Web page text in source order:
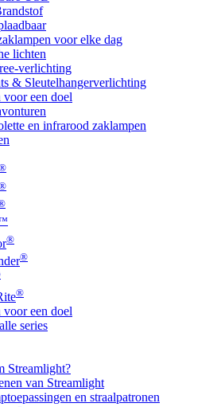
voor elke dag
lichten
verlichting
& Sleutelhangerverlichting
een doel
en infrarood zaklampen
®
®
®
een doel
series
Streamlight?
van Streamlight
en straalpatronen